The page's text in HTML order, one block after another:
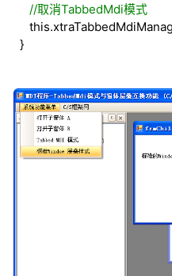
//取消TabbedMdi模式
}